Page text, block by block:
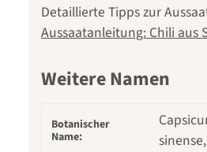
Detaillierte Tipps zur
Aussaatanleitung: Chili aus
Weitere Namen
Botanischer
Name: